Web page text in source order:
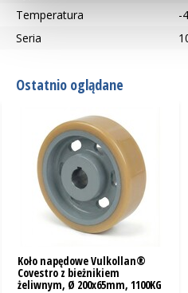
Temperatura
-
Seria
Ostatnio oglądane
Koło napędowe Vulkollan®
Covestro z bieżnikiem
żeliwnym, Ø 200x65mm, 1100KG